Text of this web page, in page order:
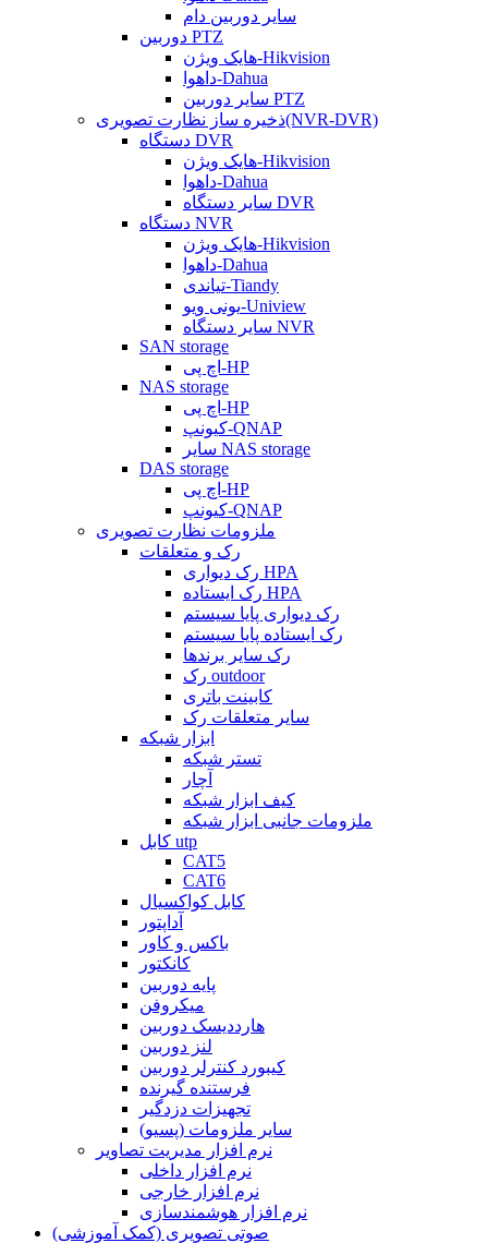
سایر دوربین دام
دوربین PTZ
هایک ویژن-Hikvision
داهوا-Dahua
سایر دوربین PTZ
ذخیره ساز نظارت تصویری(NVR-DVR)
دستگاه DVR
هایک ویژن-Hikvision
داهوا-Dahua
سایر دستگاه DVR
دستگاه NVR
هایک ویژن-Hikvision
داهوا-Dahua
تیاندی-Tiandy
یونی ویو-Uniview
سایر دستگاه NVR
SAN storage
اچ پی-HP
NAS storage
اچ پی-HP
کیونپ-QNAP
سایر NAS storage
DAS storage
اچ پی-HP
کیونپ-QNAP
ملزومات نظارت تصویری
رک و متعلقات
رک دیواری HPA
رک ایستاده HPA
رک دیواری پایا سیستم
رک ایستاده پایا سیستم
رک سایر برندها
رک outdoor
کابینت باتری
سایر متعلقات رک
ابزار شبکه
تستر شبکه
آچار
کیف ابزار شبکه
ملزومات جانبی ابزار شبکه
کابل utp
CAT5
CAT6
کابل کواکسیال
آداپتور
باکس و کاور
کانکتور
پایه دوربین
میکروفن
هارددیسک دوربین
لنز دوربین
کیبورد کنترلر دوربین
فرستنده گیرنده
تجهیزات دزدگیر
سایر ملزومات (پسیو)
نرم افزار مدیریت تصاویر
نرم افزار داخلی
نرم افزار خارجی
نرم افزار هوشمندسازی
صوتی تصویری (کمک آموزشی)